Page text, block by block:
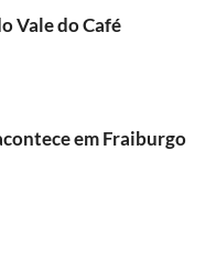
Vale do Café
em Fraiburgo